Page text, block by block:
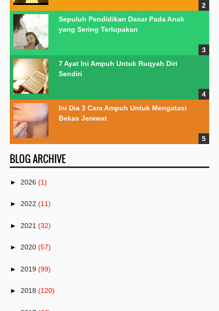
Sepuluh Pendidikan Dasar Pada Anak
yang Sering Terlupakan
7 Ayat Ini Ampuh Untuk Ruqyah Diri
Sendiri
Ini Dia 3 Cara Ampuh Untuk Mengatasi
Bekas Jerawat
BLOG ARCHIVE
► 2026 (1)
► 2022 (11)
► 2021 (32)
► 2020 (57)
► 2019 (99)
► 2018 (120)